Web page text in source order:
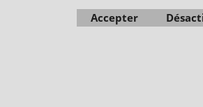
% incluses, selon les
Photos non contractuelles -
Accepter